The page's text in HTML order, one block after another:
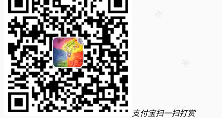
支付宝扫一扫打赏